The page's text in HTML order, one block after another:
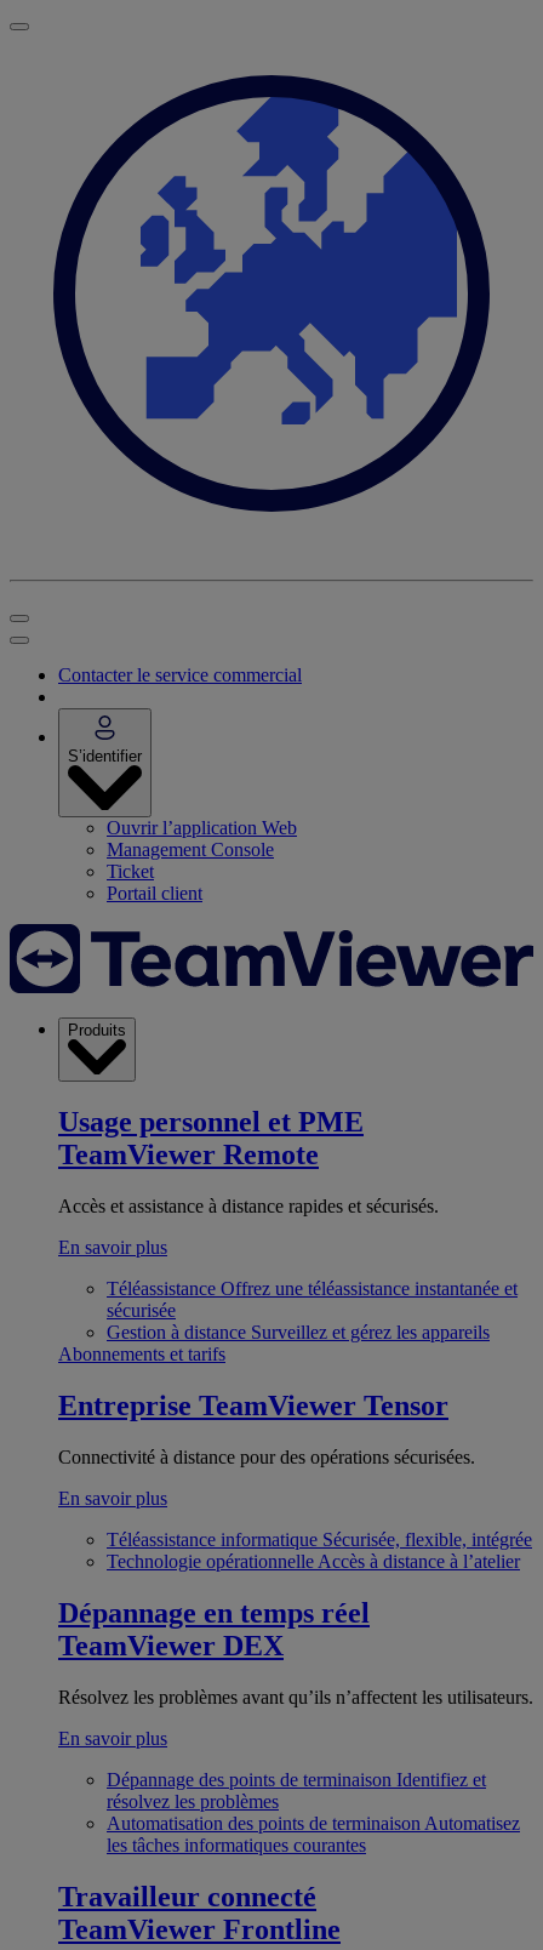
Contacter le service commercial
S’identifier
Ouvrir l’application Web
Management Console
Ticket
Portail client
Produits
Usage personnel et PME
TeamViewer Remote
Accès et assistance à distance rapides et sécurisés.
En savoir plus
Téléassistance Offrez une téléassistance instantanée et
sécurisée
Gestion à distance Surveillez et gérez les appareils
Abonnements et tarifs
Entreprise TeamViewer Tensor
Connectivité à distance pour des opérations sécurisées.
En savoir plus
Téléassistance informatique Sécurisée, flexible, intégrée
Technologie opérationnelle Accès à distance à l’atelier
Dépannage en temps réel
TeamViewer DEX
Résolvez les problèmes avant qu’ils n’affectent les utilisateurs.
En savoir plus
Dépannage des points de terminaison Identifiez et
résolvez les problèmes
Automatisation des points de terminaison Automatisez
les tâches informatiques courantes
Travailleur connecté
TeamViewer Frontline